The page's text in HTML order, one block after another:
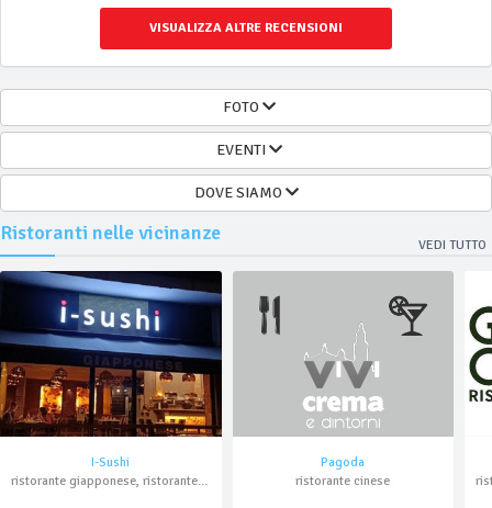
VISUALIZZA ALTRE RECENSIONI
FOTO
EVENTI
DOVE SIAMO
Ristoranti nelle vicinanze
VEDI TUTTO
I-Sushi
ristorante giapponese, ristorante cinese, asporto, domicilio
Pagoda
ristorante cinese